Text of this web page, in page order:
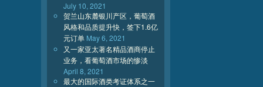
July 10, 2021
贺兰山东麓银川产区，葡萄酒
风格和品质提升快，签下1.6亿
元订单 May 6, 2021
又一家亚太著名精品酒商停止
业务，看葡萄酒市场的惨淡
April 8, 2021
最大的国际酒类考证体系之一